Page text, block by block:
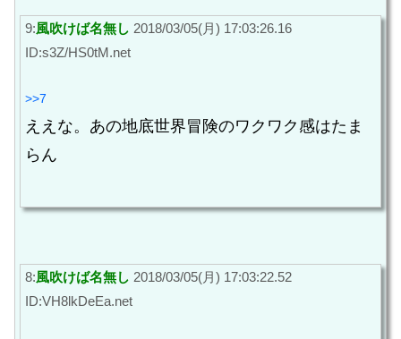
9:風吹けば名無し 2018/03/05(月) 17:03:26.16
ID:s3Z/HS0tM.net
>>7
ええな。あの地底世界冒険のワクワク感はたま
らん
8:風吹けば名無し 2018/03/05(月) 17:03:22.52
ID:VH8lkDeEa.net